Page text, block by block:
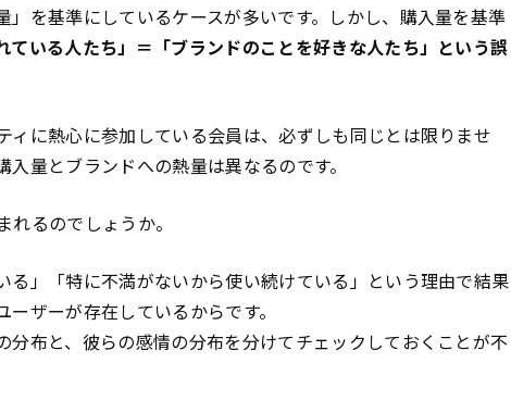
」を基準にしているケースが多いです。しかし、購入量を基準
ている人たち」＝「ブランドのことを好きな人たち」という誤
ィに熱心に参加している会員は、必ずしも同じとは限りませ
量とブランドへの熱量は異なるのです。
るのでしょうか。
る」「特に不満がないから使い続けている」という理由で結果
ザーが存在しているからです。
分布と、彼らの感情の分布を分けてチェックしておくことが不